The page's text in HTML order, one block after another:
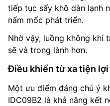
tiếp tục sấy khô dàn lạnh
nấm mốc phát triển.
Nhờ vậy, luồng không khí
sẽ và trong lành hơn.
Điều khiển từ xa tiện lợi
Một ưu điểm đáng chú ý
IDC09B2 là khả năng kết